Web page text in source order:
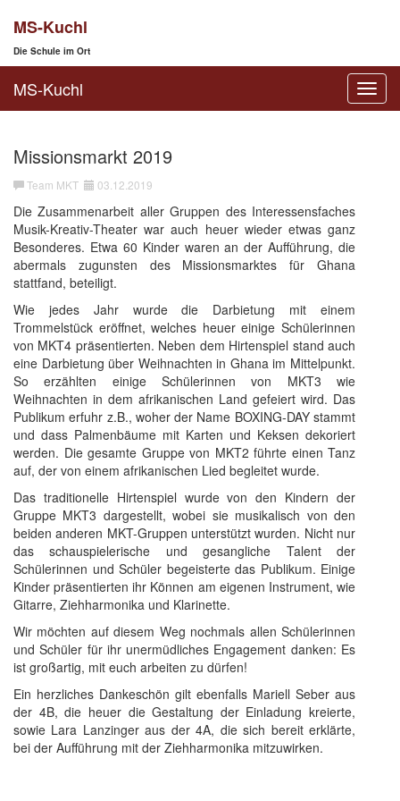
MS-Kuchl
Die Schule im Ort
MS-Kuchl
Missionsmarkt 2019
Team MKT 03.12.2019
Die Zusammenarbeit aller Gruppen des Interessensfaches
Musik-Kreativ-Theater war auch heuer wieder etwas ganz
Besonderes. Etwa 60 Kinder waren an der Aufführung, die
abermals zugunsten des Missionsmarktes für Ghana
stattfand, beteiligt.
Wie jedes Jahr wurde die Darbietung mit einem
Trommelstück eröffnet, welches heuer einige Schülerinnen
von MKT4 präsentierten. Neben dem Hirtenspiel stand auch
eine Darbietung über Weihnachten in Ghana im Mittelpunkt.
So erzählten einige Schülerinnen von MKT3 wie
Weihnachten in dem afrikanischen Land gefeiert wird. Das
Publikum erfuhr z.B., woher der Name BOXING-DAY stammt
und dass Palmenbäume mit Karten und Keksen dekoriert
werden. Die gesamte Gruppe von MKT2 führte einen Tanz
auf, der von einem afrikanischen Lied begleitet wurde.
Das traditionelle Hirtenspiel wurde von den Kindern der
Gruppe MKT3 dargestellt, wobei sie musikalisch von den
beiden anderen MKT-Gruppen unterstützt wurden. Nicht nur
das schauspielerische und gesangliche Talent der
Schülerinnen und Schüler begeisterte das Publikum. Einige
Kinder präsentierten ihr Können am eigenen Instrument, wie
Gitarre, Ziehharmonika und Klarinette.
Wir möchten auf diesem Weg nochmals allen Schülerinnen
und Schüler für ihr unermüdliches Engagement danken: Es
ist großartig, mit euch arbeiten zu dürfen!
Ein herzliches Dankeschön gilt ebenfalls Mariell Seber aus
der 4B, die heuer die Gestaltung der Einladung kreierte,
sowie Lara Lanzinger aus der 4A, die sich bereit erklärte,
bei der Aufführung mit der Ziehharmonika mitzuwirken.